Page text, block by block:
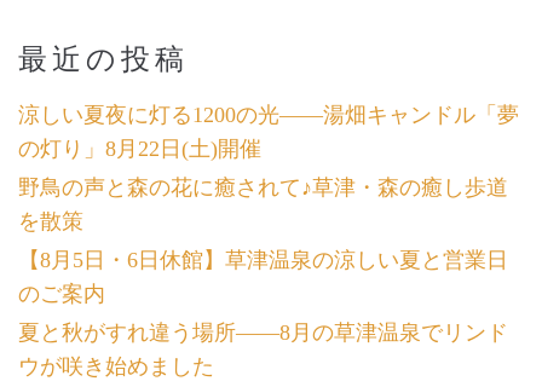
最近の投稿
涼しい夏夜に灯る1200の光――湯畑キャンドル「夢
の灯り」8月22日(土)開催
野鳥の声と森の花に癒されて♪草津・森の癒し歩道
を散策
【8月5日・6日休館】草津温泉の涼しい夏と営業日
のご案内
夏と秋がすれ違う場所――8月の草津温泉でリンド
ウが咲き始めました